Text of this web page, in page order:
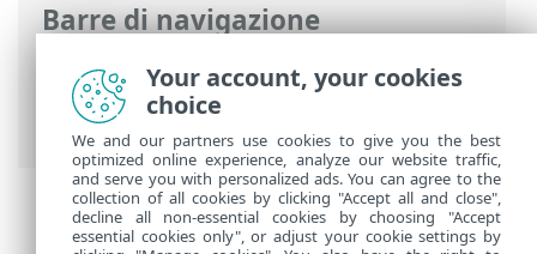
Barre di navigazione
Guida online ESET>ESET Security
Ultimate
>Utilizzo di ESET Security
Ultimate
Your account, your cookies
choice
We and our partners use cookies to give you the best
optimized online experience, analyze our website traffic,
and serve you with personalized ads. You can agree to the
collection of all cookies by clicking "Accept all and close",
decline all non-essential cookies by choosing "Accept
essential cookies only", or adjust your cookie settings by